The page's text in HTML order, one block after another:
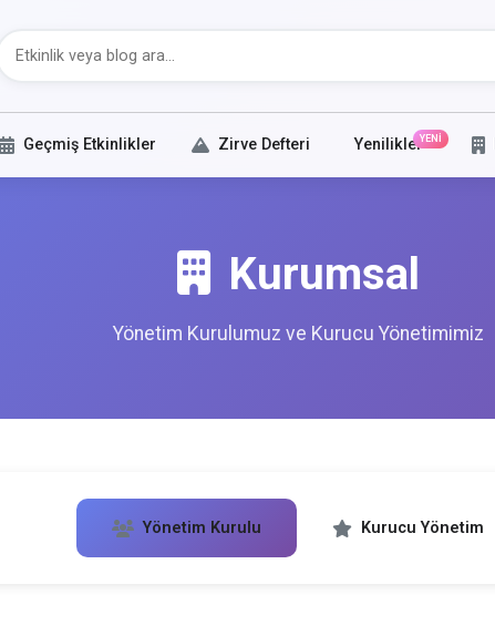
Geçmiş Etkinlikler Zirve Defteri YeniliklerYENİ
Kurumsal
Yönetim Kurulumuz ve Kurucu Yönetimimiz
Yönetim Kurulu Kurucu Yönetim